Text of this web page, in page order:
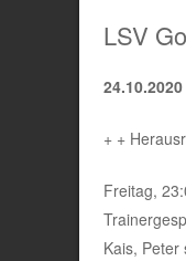
LSV
+ +
Freitag,
Kais,